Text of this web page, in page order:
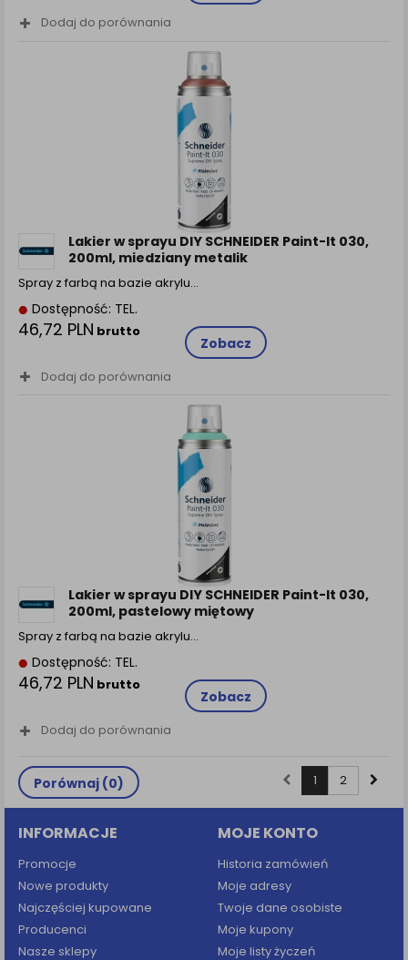
Dodaj do porównania
Lakier w sprayu DIY SCHNEIDER Paint-It 030,
200ml, miedziany metalik
Spray z farbą na bazie akrylu…
Dostępność: TEL.
46,72 PLN brutto
Zobacz
Dodaj do porównania
Lakier w sprayu DIY SCHNEIDER Paint-It 030,
200ml, pastelowy miętowy
Spray z farbą na bazie akrylu…
Dostępność: TEL.
46,72 PLN brutto
Zobacz
Dodaj do porównania
Porównaj (0) 1 2
INFORMACJE
Promocje
Nowe produkty
Najczęściej kupowane
Producenci
Nasze sklepy
MOJE KONTO
Historia zamówień
Moje adresy
Twoje dane osobiste
Moje kupony
Moje listy życzeń